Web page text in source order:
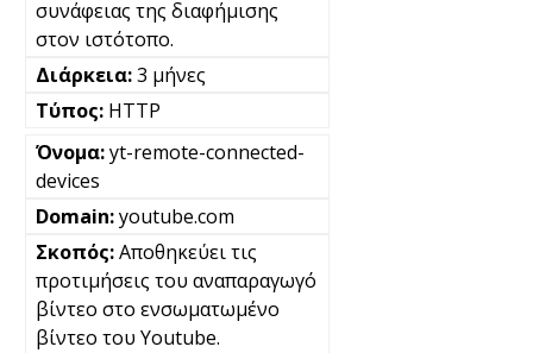
συνάφειας της διαφήμισης
στον ιστότοπο.
3 μήνες
HTTP
yt-remote-connected-
devices
youtube.com
Αποθηκεύει τις
προτιμήσεις του αναπαραγωγό
βίντεο στο ενσωματωμένο
βίντεο του Youtube.